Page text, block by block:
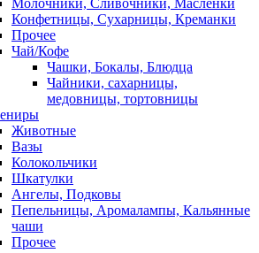
Молочники, Сливочники, Масленки
Конфетницы, Сухарницы, Креманки
Прочее
Чай/Кофе
Чашки, Бокалы, Блюдца
Чайники, сахарницы,
медовницы, тортовницы
Животные
Вазы
Колокольчики
Шкатулки
Ангелы, Подковы
Пепельницы, Аромалампы, Кальянные
чаши
Прочее